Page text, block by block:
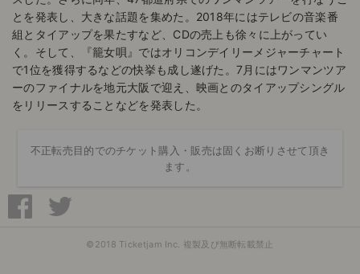
とを発表し、大きな話題を集めた。2018年にはテレビの音楽番
組とタイアップを果たすなど、CDの売上も徐々に上がってい
く。そして、『籠女唄』ではオリコンデイリーメジャーチャート
で1位を獲得するなどの快挙も成し遂げた。7月にはワンマンツア
ーのファイナルを地元大阪で迎え、映画とのタイアップシングル
をリリースすることなどを発表した。
不正転売目的でのチケット購入・販売は固くお断りさせて頂き
ます。
©2018 Ticketjam Inc. 複製及び無断転載禁止